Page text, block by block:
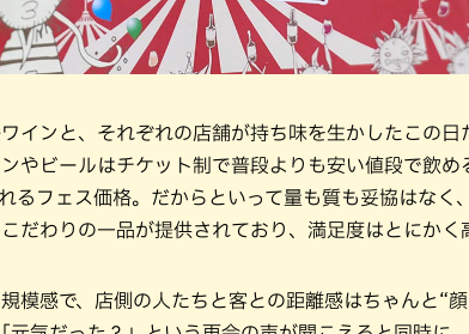
インと、それぞれの店舗が持ち味を生かしたこの日
やビールはチケット制で普段よりも安い値段で飲め
るフェス価格。だからといって量も質も妥協はなく
だわりの一品が提供されており、満足度はとにかく
模感で、店側の人たちと客との距離感はちゃんと“顔